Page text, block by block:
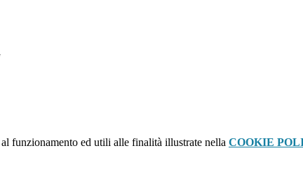
funzionamento ed utili alle finalità illustrate nella COOKIE